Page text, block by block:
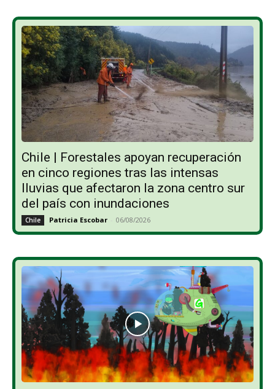
Chile | Forestales apoyan recuperación
en cinco regiones tras las intensas
lluvias que afectaron la zona centro sur
del país con inundaciones
Chile Patricia Escobar - 06/08/2026